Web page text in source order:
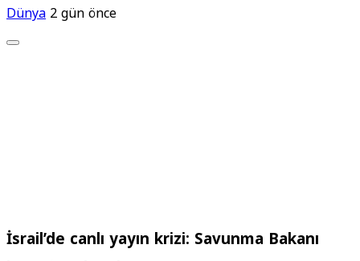
Dünya2 gün önce
İsrail’de canlı yayın krizi: Savunma Bakanı